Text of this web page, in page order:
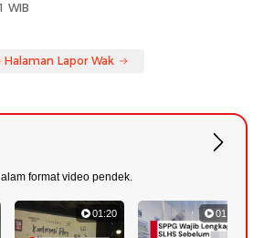
WIB
Halaman Lapor Wak
format video pendek.
01:20 01:07